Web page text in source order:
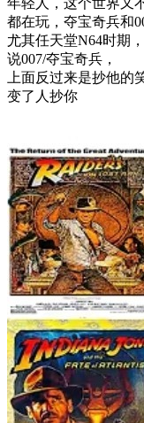
都在玩，夺宝奇兵和
尤其任天堂N64时期
说007/夺宝奇兵，
上面反过来是抄他的
变了人抄你